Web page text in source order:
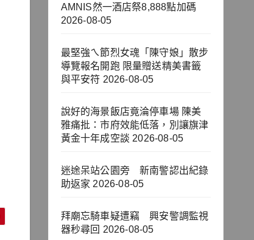
AMNIS然一酒店祭8,888點加碼
2026-08-05
最堅強ㄟ節烈女魂「陳守娘」散步
導覽報名開跑 限量贈送精美書籤
與平安符 2026-08-05
說好的海景飯店竟淪停車場 陳美
雅痛批：市府效能低落，別讓旗津
黃金十年成空談 2026-08-05
迷途呆站公園旁 新南警認出紀錄
助返家 2026-08-05
拜廟忘騎車疑遭竊 興安警調監視
器秒尋回 2026-08-05